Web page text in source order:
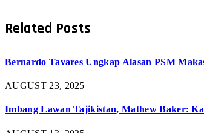
Related Posts
Bernardo Tavares Ungkap Alasan PSM
AUGUST 23, 2025
Imbang Lawan Tajikistan, Mathew Baker: